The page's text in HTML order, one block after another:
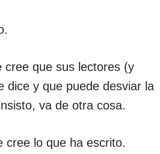
cree que sus lectores (y
dice y que puede desviar la
va de otra cosa.
cree lo que ha escrito.